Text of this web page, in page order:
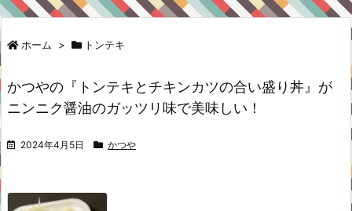
ホーム > トンテキ
かつやの『トンテキとチキンカツの合い盛り丼』が
ニンニク醤油のガッツリ味で美味しい！
2024年4月5日 かつや